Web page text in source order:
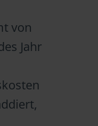
von
Jahr